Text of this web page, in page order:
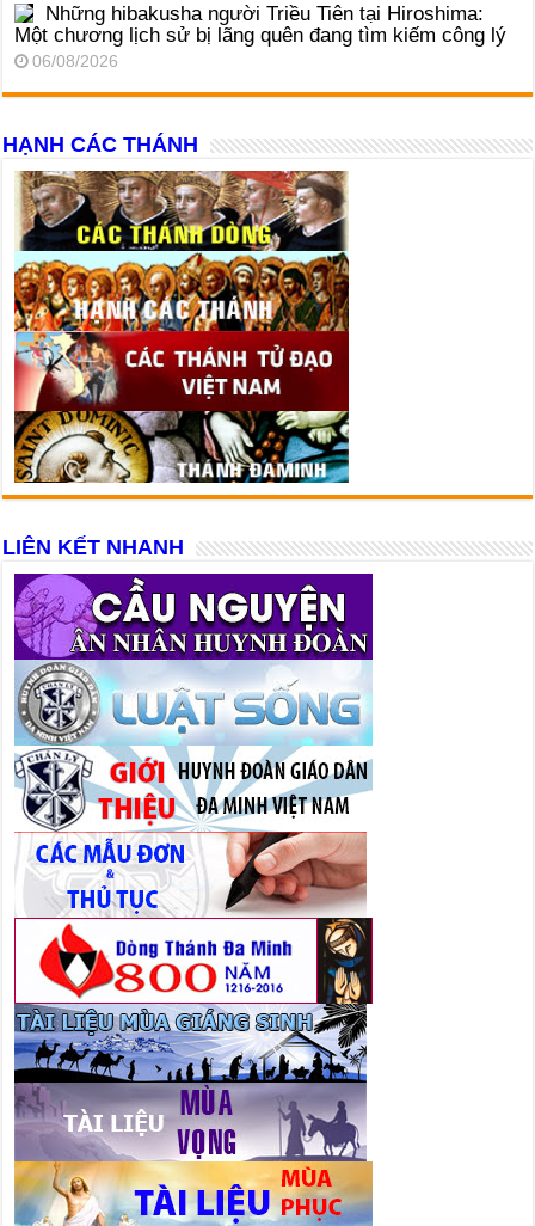
Những hibakusha người Triều Tiên tại Hiroshima:
Một chương lịch sử bị lãng quên đang tìm kiếm công lý
06/08/2026
HẠNH CÁC THÁNH
LIÊN KẾT NHANH